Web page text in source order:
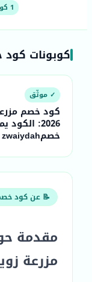
1 كوبون
كوبونات
✓ موثّق
كود خصم
2026: الكود
خصمzwaiydah
📝 عن كود
مقدمة
مزرعة